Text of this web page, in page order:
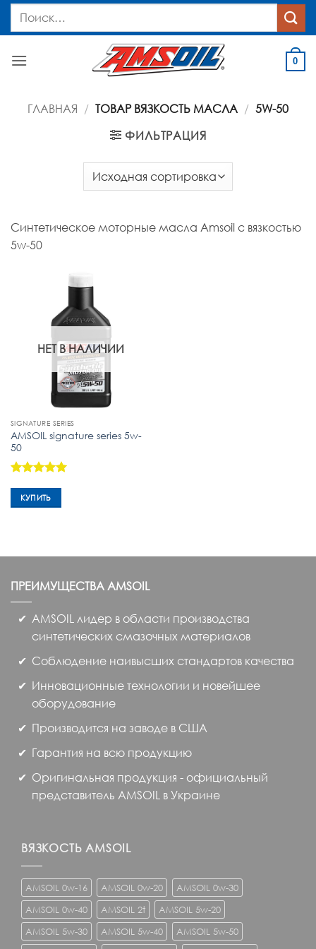
SkipИскать:
0
ГЛАВНАЯ / ТОВАР ВЯЗКОСТЬ МАСЛА / 5W-50
ФИЛЬТРАЦИЯ
Синтетическое моторные масла Amsoil с вязкостью
5w-50
НЕТ В НАЛИЧИИ
SIGNATURE SERIES
AMSOIL signature series 5w-
50
из 5
КУПИТЬ
ПРЕИМУЩЕСТВА AMSOIL
AMSOIL лидер в области производства
синтетических смазочных материалов
Соблюдение наивысших стандартов качества
Инновационные технологии и новейшее
оборудование
Производится на заводе в США
Гарантия на всю продукцию
Оригинальная продукция - официальный
представитель AMSOIL в Украине
ВЯЗКОСТЬ AMSOIL
AMSOIL 0w-16 AMSOIL 0w-20
AMSOIL 0w-30
AMSOIL 0w-40
AMSOIL 2t
AMSOIL 5w-20
AMSOIL 5w-30
AMSOIL 5w-40
AMSOIL 5w-50